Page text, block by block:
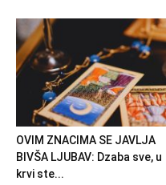
OVIM ZNACIMA SE JAVLJA
BIVŠA LJUBAV: Dzaba sve, u
krvi ste...